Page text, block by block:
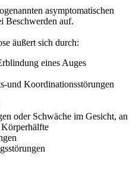
asymptomatischen
Beschwerden auf.
äußert sich durch:
eines Auges
und Koordinationsstörungen
oder Schwäche im Gesicht, an